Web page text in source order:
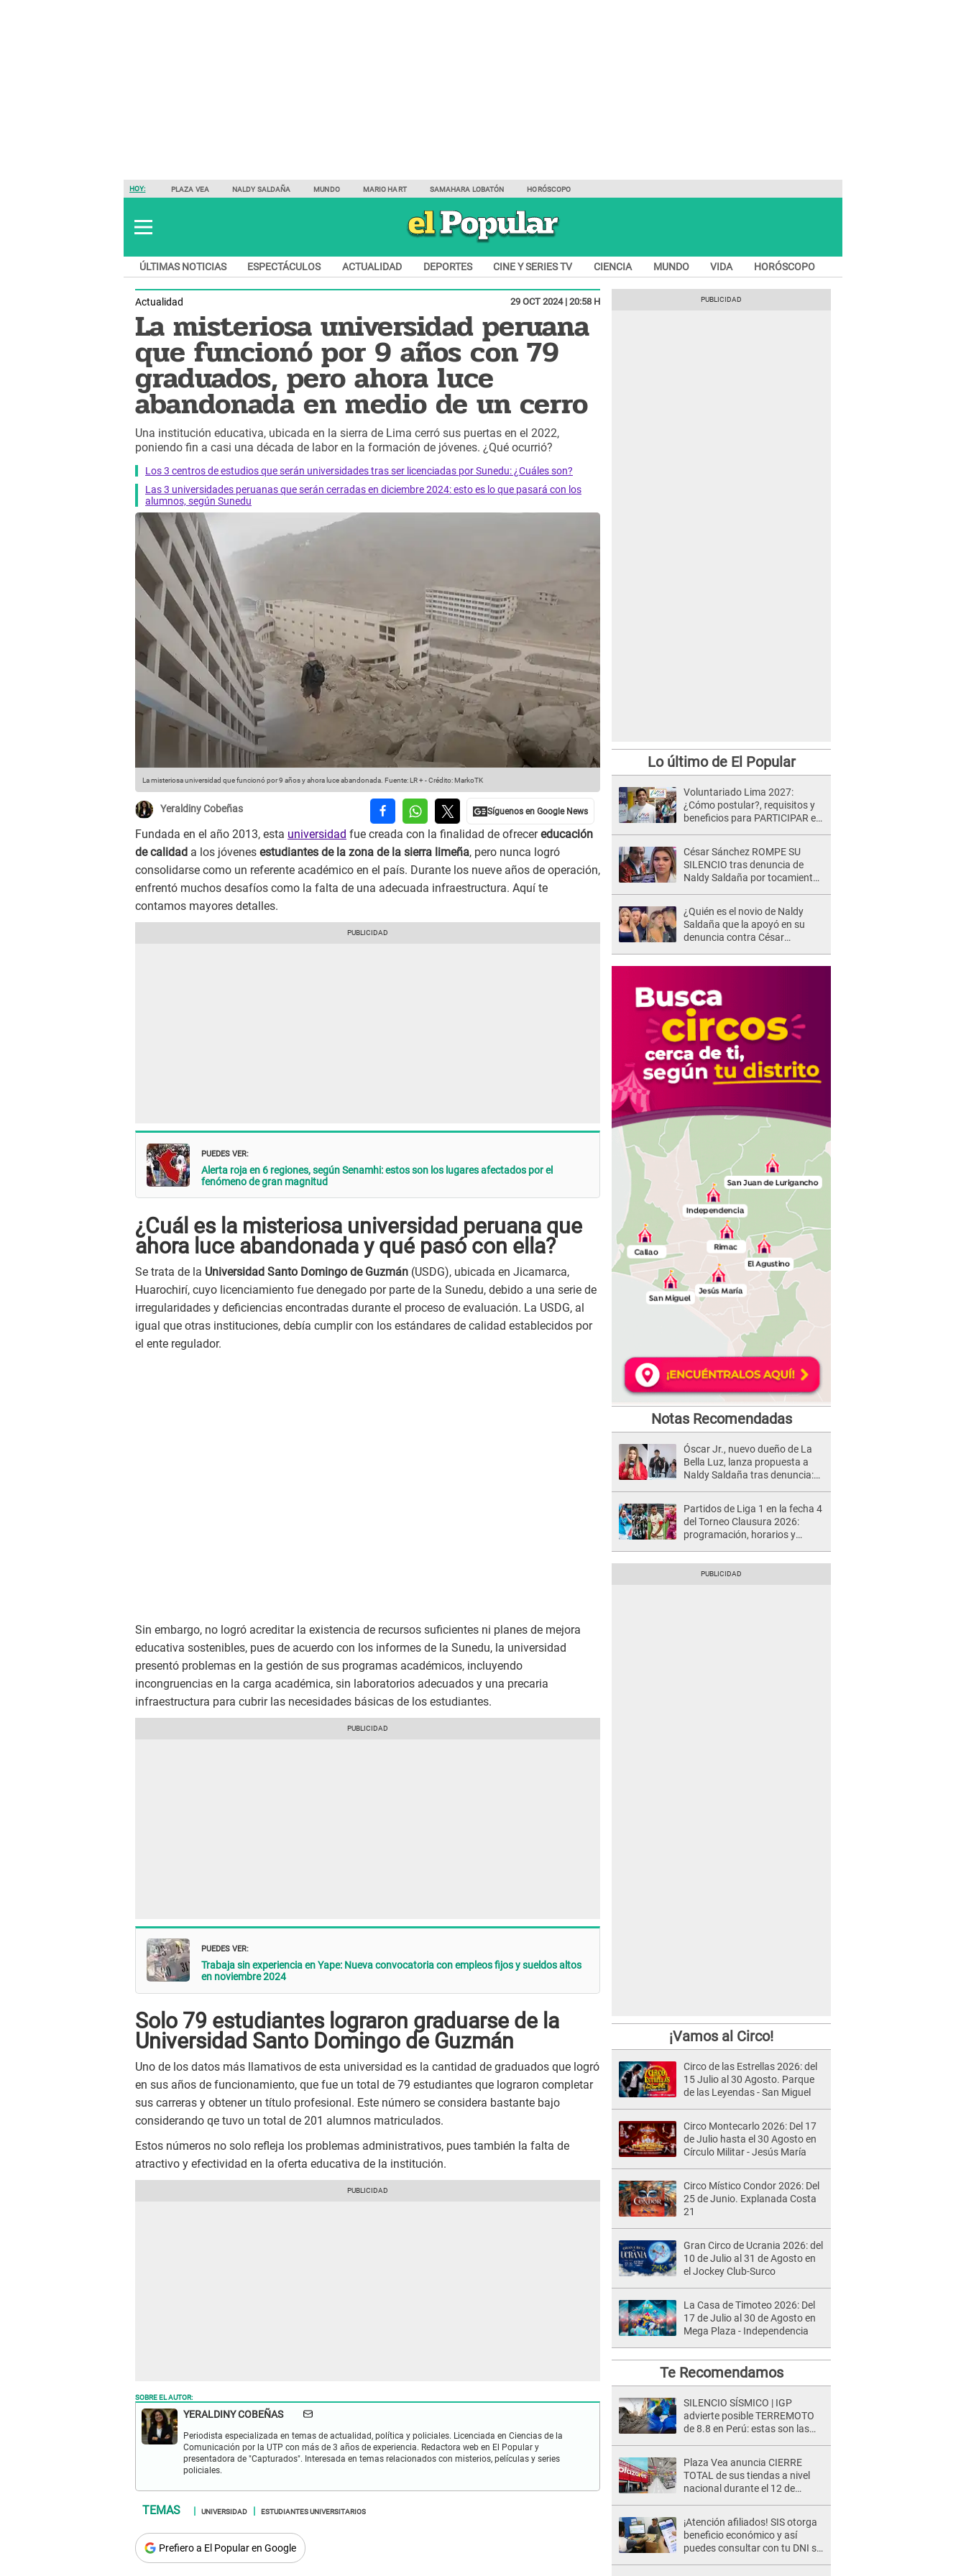
HOY: PLAZA VEA NALDY SALDAÑA MUNDO MARIO HART SAMAHARA LOBATÓN HORÓSCOPO
ÚLTIMAS NOTICIAS ESPECTÁCULOS ACTUALIDAD DEPORTES CINE Y SERIES TV CIENCIA MUNDO VIDA HORÓSCOPO
Actualidad 29 OCT 2024 | 20:58 H
La misteriosa universidad peruana
que funcionó por 9 años con 79
graduados, pero ahora luce
abandonada en medio de un cerro
Una institución educativa, ubicada en la sierra de Lima cerró sus puertas en el 2022,
poniendo fin a casi una década de labor en la formación de jóvenes. ¿Qué ocurrió?
Los 3 centros de estudios que serán universidades tras ser licenciadas por Sunedu: ¿Cuáles son?
Las 3 universidades peruanas que serán cerradas en diciembre 2024: esto es lo que pasará con los
alumnos, según Sunedu
La misteriosa universidad que funcionó por 9 años y ahora luce abandonada. Fuente: LR +-Crédito: MarkoTK
Yeraldiny Cobeñas
Fundada en el año 2013, esta universidad fue creada con la finalidad de ofrecereducación
de calidad a los jóvenes estudiantes de la zona de la sierra limeña, pero nunca logró
consolidarse como un referente académico en el país. Durante los nueve años de operación,
enfrentó muchos desafíos como la falta de una adecuada infraestructura. Aquí te
contamos mayores detalles.
PUEDES VER:
Alerta roja en 6 regiones, según Senamhi: estos son los lugares afectados por el
fenómeno de gran magnitud
¿Cuál es la misteriosa universidad peruana que
ahora luce abandonada y qué pasó con ella?
Se trata de la Universidad Santo Domingo de Guzmán (USDG), ubicada en Jicamarca,
Huarochirí, cuyo licenciamiento fue denegado por parte de la Sunedu, debido a una serie de
irregularidades y deficiencias encontradas durante el proceso de evaluación. La USDG, al
igual que otras instituciones, debía cumplir con los estándares de calidad establecidos por
el ente regulador.
Sin embargo, no logró acreditar la existencia de recursos suficientes ni planes de mejora
educativa sostenibles, pues de acuerdo con los informes de la Sunedu, la universidad
presentó problemas en la gestión de sus programas académicos, incluyendo
incongruencias en la carga académica, sin laboratorios adecuados y una precaria
infraestructura para cubrir las necesidades básicas de los estudiantes.
PUEDES VER:
Trabaja sin experiencia en Yape: Nueva convocatoria con empleos fijos y sueldos altos
en noviembre 2024
Solo 79 estudiantes lograron graduarse de la
Universidad Santo Domingo de Guzmán
Uno de los datos más llamativos de esta universidad es la cantidad de graduados que logró
en sus años de funcionamiento, que fue un total de 79 estudiantes que lograron completar
sus carreras y obtener un título profesional. Este número se considera bastante bajo
considerando qe tuvo un total de 201 alumnos matriculados.
Estos números no solo refleja los problemas administrativos, pues también la falta de
atractivo y efectividad en la oferta educativa de la institución.
SOBRE EL AUTOR:
YERALDINY COBEÑAS
Periodista especializada en temas de actualidad, política y policiales. Licenciada en Ciencias de la
Comunicación por la UTP con más de 3 años de experiencia. Redactora web en El Popular y
presentadora de "Capturados". Interesada en temas relacionados con misterios, películas y series
policiales.
UNIVERSIDAD ESTUDIANTES UNIVERSITARIOS
Prefiero a El Popular en Google
Lo último de El Popular
Voluntariado Lima 2027:
¿Cómo postular?, requisitos y
beneficios para PARTICIPAR en
César Sánchez ROMPE SU
SILENCIO tras denuncia de
Naldy Saldaña por tocamientos
¿Quién es el novio de Naldy
Saldaña que la apoyó en su
denuncia contra César
Notas Recomendadas
Óscar Jr., nuevo dueño de La
Bella Luz, lanza propuesta a
Naldy Saldaña tras denuncia:
Partidos de Liga 1 en la fecha 4
del Torneo Clausura 2026:
programación, horarios y
¡Vamos al Circo!
Circo de las Estrellas 2026: del
15 Julio al 30 Agosto. Parque
de las Leyendas - San Miguel
Circo Montecarlo 2026: Del 17
de Julio hasta el 30 Agosto en
Círculo Militar - Jesús María
Circo Místico Condor 2026: Del
25 de Junio. Explanada Costa
21
Gran Circo de Ucrania 2026: del
10 de Julio al 31 de Agosto en
el Jockey Club-Surco
La Casa de Timoteo 2026: Del
17 de Julio al 30 de Agosto en
Mega Plaza - Independencia
Te Recomendamos
SILENCIO SÍSMICO | IGP
advierte posible TERREMOTO
de 8.8 en Perú: estas son las
Plaza Vea anuncia CIERRE
TOTAL de sus tiendas a nivel
nacional durante el 12 de
¡Atención afiliados! SIS otorga
beneficio económico y así
puedes consultar con tu DNI si